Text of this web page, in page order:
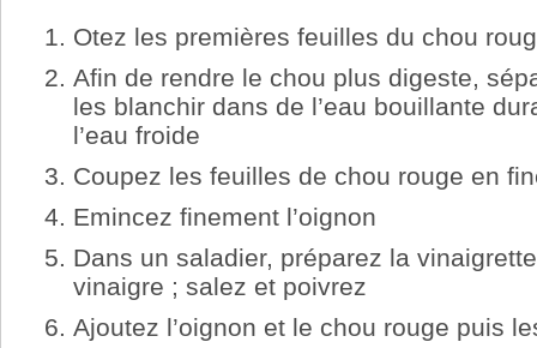
Otez les premières feuilles du chou
Afin de rendre le chou plus digeste,
les blanchir dans de l’eau bouillante
l’eau froide
Coupez les feuilles de chou rouge en
Emincez finement l’oignon
Dans un saladier, préparez la
vinaigre ; salez et poivrez
Ajoutez l’oignon et le chou rouge puis